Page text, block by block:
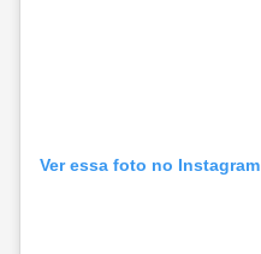
Ver essa foto no Instagram